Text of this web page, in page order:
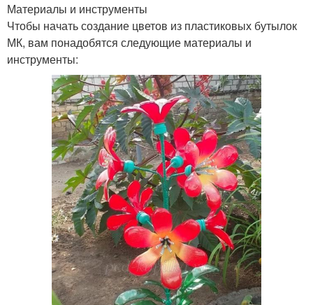
Материалы и инструменты
Чтобы начать создание цветов из пластиковых бутылок
МК, вам понадобятся следующие материалы и
инструменты: